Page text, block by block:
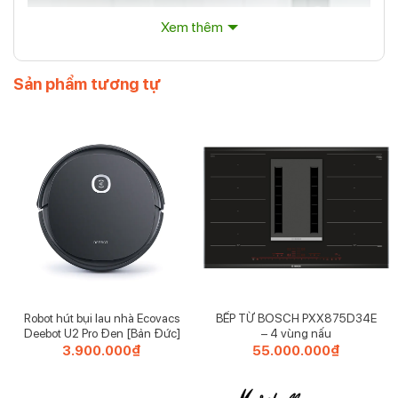
Xem thêm
Sản phẩm tương tự
Robot hút bụi lau nhà Ecovacs
Deebot U2 Pro Đen [Bản Đức]
3.900.000₫
BẾP TỪ BOSCH PXX875D34E
– 4 vùng nấu
55.000.000₫